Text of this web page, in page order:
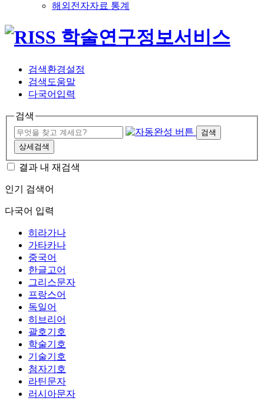
해외전자자료 통계
검색환경설정
검색도움말
다국어입력
검색
검색
상세검색
결과 내 재검색
인기 검색어
다국어 입력
히라가나
가타카나
중국어
한글고어
그리스문자
프랑스어
독일어
히브리어
괄호기호
학술기호
기술기호
첨자기호
라틴문자
러시아문자